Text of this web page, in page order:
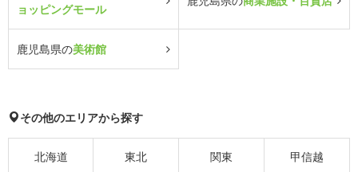
ョッピングモール
鹿児島県の美術館
その他のエリアから探す
北海道 東北 関東 甲信越